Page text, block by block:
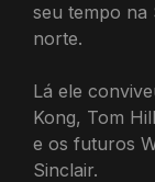
seu tempo na
norte.
Lá ele
Kong, Tom
e os futuros
Sinclair.